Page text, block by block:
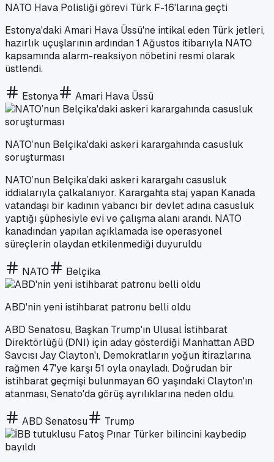
NATO Hava Polisliği görevi Türk F-16'larına geçti
Estonya'daki Amari Hava Üssü'ne intikal eden Türk jetleri,
hazırlık uçuşlarının ardından 1 Ağustos itibarıyla NATO
kapsamında alarm-reaksiyon nöbetini resmi olarak
üstlendi.
Estonya Amari Hava Üssü
NATO’nun Belçika'daki askeri karargahında casusluk
soruşturması
NATO’nun Belçika’daki askeri karargahı casusluk
iddialarıyla çalkalanıyor. Karargahta staj yapan Kanada
vatandaşı bir kadının yabancı bir devlet adına casusluk
yaptığı şüphesiyle evi ve çalışma alanı arandı. NATO
kanadından yapılan açıklamada ise operasyonel
süreçlerin olaydan etkilenmediği duyuruldu
NATO Belçika
ABD'nin yeni istihbarat patronu belli oldu
ABD Senatosu, Başkan Trump'ın Ulusal İstihbarat
Direktörlüğü (DNI) için aday gösterdiği Manhattan ABD
Savcısı Jay Clayton'ı, Demokratların yoğun itirazlarına
rağmen 47'ye karşı 51 oyla onayladı. Doğrudan bir
istihbarat geçmişi bulunmayan 60 yaşındaki Clayton'ın
atanması, Senato'da görüş ayrılıklarına neden oldu.
ABD Senatosu Trump